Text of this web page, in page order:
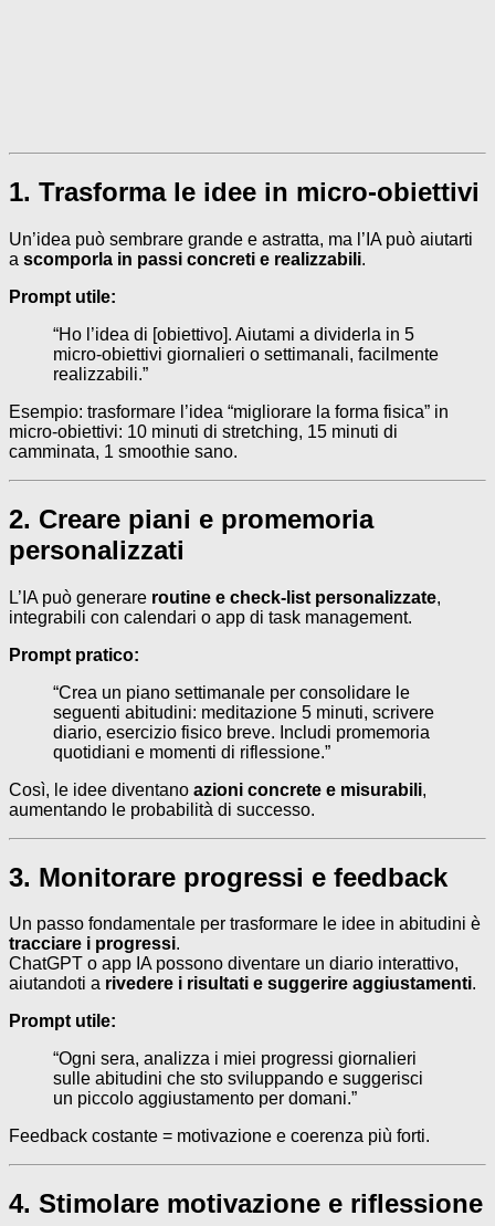
1. Trasforma le idee in micro-obiettivi
Un’idea può sembrare grande e astratta, ma l’IA può aiutarti
a scomporla in passi concreti e realizzabili.
Prompt utile:
“Ho l’idea di [obiettivo]. Aiutami a dividerla in 5
micro-obiettivi giornalieri o settimanali, facilmente
realizzabili.”
Esempio: trasformare l’idea “migliorare la forma fisica” in
micro-obiettivi: 10 minuti di stretching, 15 minuti di
camminata, 1 smoothie sano.
2. Creare piani e promemoria
personalizzati
L’IA può generare routine e check-list personalizzate,
integrabili con calendari o app di task management.
Prompt pratico:
“Crea un piano settimanale per consolidare le
seguenti abitudini: meditazione 5 minuti, scrivere
diario, esercizio fisico breve. Includi promemoria
quotidiani e momenti di riflessione.”
Così, le idee diventano azioni concrete e misurabili,
aumentando le probabilità di successo.
3. Monitorare progressi e feedback
Un passo fondamentale per trasformare le idee in abitudini è
tracciare i progressi.
ChatGPT o app IA possono diventare un diario interattivo,
aiutandoti a rivedere i risultati e suggerire aggiustamenti.
Prompt utile:
“Ogni sera, analizza i miei progressi giornalieri
sulle abitudini che sto sviluppando e suggerisci
un piccolo aggiustamento per domani.”
Feedback costante = motivazione e coerenza più forti.
4. Stimolare motivazione e riflessione